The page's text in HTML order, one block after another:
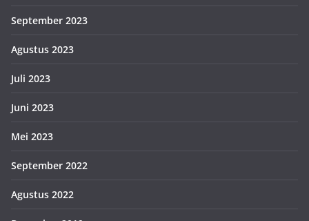
September 2023
Agustus 2023
Juli 2023
Juni 2023
Mei 2023
September 2022
Agustus 2022